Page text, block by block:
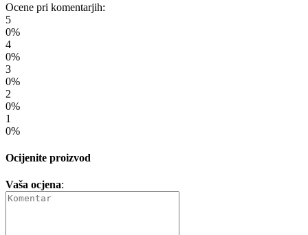
Ocene pri komentarjih:
5
0%
4
0%
3
0%
2
0%
1
0%
Ocijenite proizvod
Vaša ocjena: